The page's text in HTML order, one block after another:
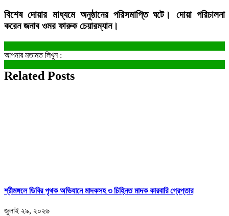
বিশেষ দোয়ার মাধ্যমে অনুষ্ঠানের পরিসমাপ্তি ঘটে। দোয়া পরিচালনা
করেন জনাব ওমর ফারুক চেয়ারম্যান।
আপনার মতামত লিখুন :
Related Posts
শ্রীমঙ্গলে ডিবির পৃথক অভিযানে মাদকসহ ৩ চিহ্নিত মাদক কারবারি গ্রেপ্তার
জুলাই ২৯, ২০২৬